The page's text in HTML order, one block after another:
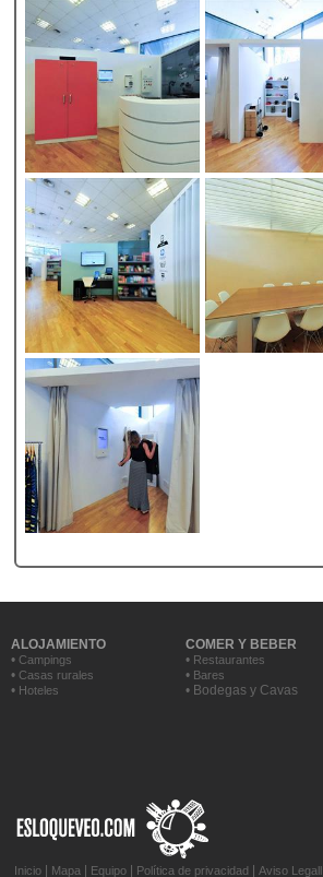
ALOJAMIENTO COMER Y BEBER
• Campings • Restaurantes
• Casas rurales • Bares
• Hoteles • Bodegas y Cavas
Inicio Mapa Equipo Política de privacidad Aviso Legall